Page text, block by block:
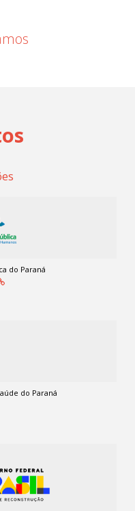
do Paraná
do Paraná